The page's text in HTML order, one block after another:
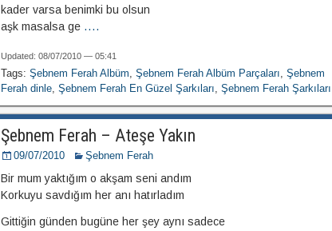
kader varsa benimki bu olsun
aşk masalsa ge ....
Updated: 08/07/2010 — 05:41
Tags: Şebnem Ferah Albüm, Şebnem Ferah Albüm Parçaları, Şebnem
Ferah dinle, Şebnem Ferah En Güzel Şarkıları, Şebnem Ferah Şarkıları
Şebnem Ferah – Ateşe Yakın
09/07/2010 Şebnem Ferah
Bir mum yaktığım o akşam seni andım
Korkuyu savdığım her anı hatırladım
Gittiğin günden bugüne her şey aynı sadece